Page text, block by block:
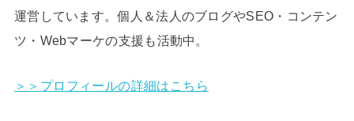
運営しています。個人＆法人のブログやSEO・コンテン
ツ・Webマーケの支援も活動中。
＞＞プロフィールの詳細はこちら